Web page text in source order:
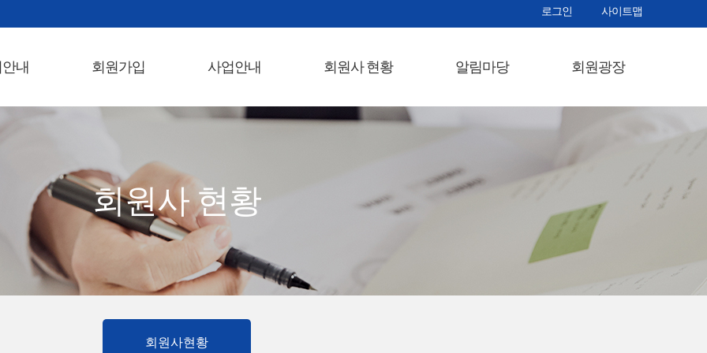
로그인 사이트맵
내 회원가입 사업안내 회원사 현황 알림마당 회원광장
회원사 현황
회원사현황